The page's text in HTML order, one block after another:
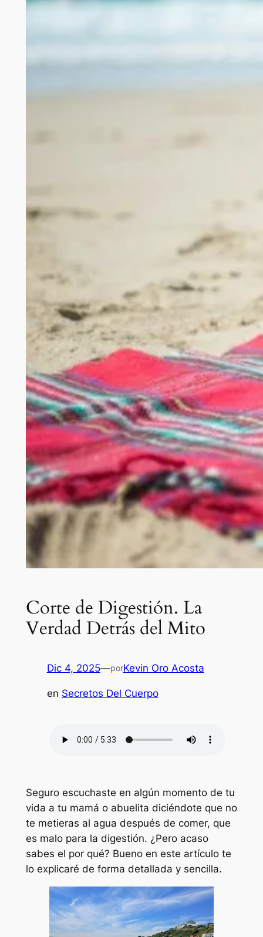
Corte de Digestión. La
Verdad Detrás del Mito
Dic 4, 2025—porKevin Oro Acosta
en Secretos Del Cuerpo
Seguro escuchaste en algún momento de tu
vida a tu mamá o abuelita diciéndote que no
te metieras al agua después de comer, que
es malo para la digestión. ¿Pero acaso
sabes el por qué? Bueno en este artículo te
lo explicaré de forma detallada y sencilla.